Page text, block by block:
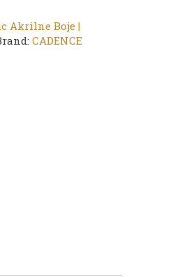
Akrilne Boje |
CADENCE